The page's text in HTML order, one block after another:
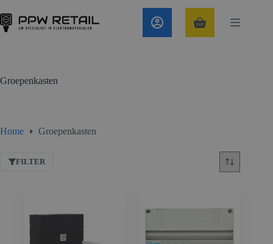
naar
de
Winkelwagen
Groepenkasten
Home Groepenkasten
FILTER